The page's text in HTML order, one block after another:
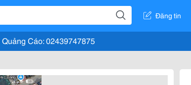
Đăng tin
Cáo: 02439747875